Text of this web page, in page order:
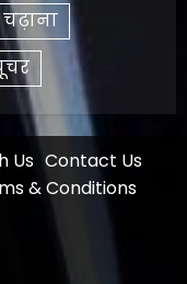
Us Contact Us
& Conditions